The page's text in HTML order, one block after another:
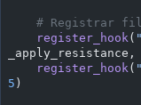
# Registrar
    register_hook
(
_apply_resistance,
    register_hook
(
5 )